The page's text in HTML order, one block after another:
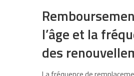
l’âge et la
des